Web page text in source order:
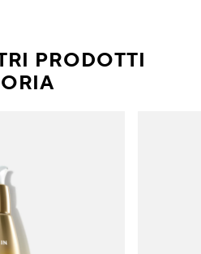
PRODOTTI